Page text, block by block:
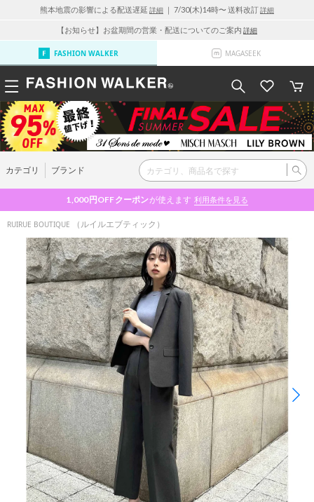
熊本地震の影響による配送遅延 詳細 ｜ 7/30(木)14時〜 送料改訂詳細
【お知らせ】お盆期間の営業・配送についてのご案内 詳細
FASHION WALKER MAGASEEK
カテゴリ ブランド
1,000円OFFクーポンが使えます 利用条件を見る
RUIRUE BOUTIQUE （ルイルエブティック）